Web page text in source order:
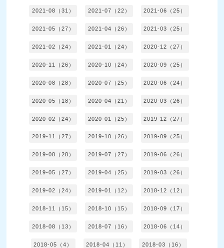
2021-08（31） 2021-07（22） 2021-06（25）
2021-05（27） 2021-04（26） 2021-03（25）
2021-02（24） 2021-01（24） 2020-12（27）
2020-11（26） 2020-10（24） 2020-09（25）
2020-08（28） 2020-07（25） 2020-06（24）
2020-05（18） 2020-04（21） 2020-03（26）
2020-02（24） 2020-01（25） 2019-12（27）
2019-11（27） 2019-10（26） 2019-09（25）
2019-08（28） 2019-07（27） 2019-06（26）
2019-05（27） 2019-04（25） 2019-03（26）
2019-02（24） 2019-01（12） 2018-12（12）
2018-11（15） 2018-10（15） 2018-09（17）
2018-08（13） 2018-07（16） 2018-06（14）
2018-05（4） 2018-04（11） 2018-03（16）